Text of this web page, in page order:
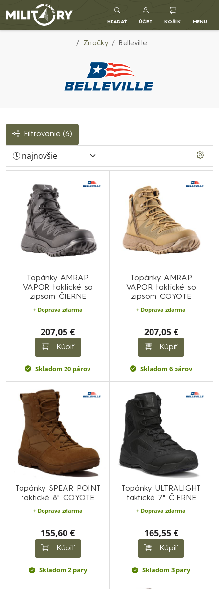
Army shop MILITARY RANGE SK
HĽADAŤ ÚČET KOŠÍK MENU
Značky Belleville
Filtrovanie (6)
Topánky AMRAP
VAPOR taktické so
zipsom ČIERNE
+ Doprava zdarma
207,05 €
Kúpiť
Skladom 20 párov
Topánky AMRAP
VAPOR taktické so
zipsom COYOTE
+ Doprava zdarma
207,05 €
Kúpiť
Skladom 6 párov
Topánky SPEAR POINT
taktické 8" COYOTE
+ Doprava zdarma
155,60 €
Kúpiť
Skladom 2 páry
Topánky ULTRALIGHT
taktické 7" ČIERNE
+ Doprava zdarma
165,55 €
Kúpiť
Skladom 3 páry